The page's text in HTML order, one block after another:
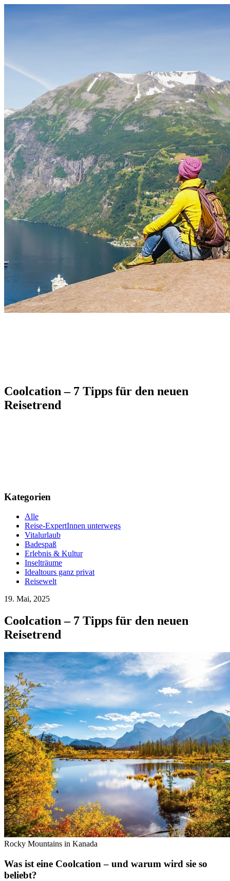
Coolcation – 7 Tipps für den neuen
Reisetrend
Kategorien
Alle
Reise-ExpertInnen unterwegs
Vitalurlaub
Badespaß
Erlebnis & Kultur
Inselträume
Idealtours ganz privat
Reisewelt
19. Mai, 2025
Coolcation – 7 Tipps für den neuen
Reisetrend
Rocky Mountains in Kanada
Was ist eine Coolcation – und warum wird sie so
beliebt?